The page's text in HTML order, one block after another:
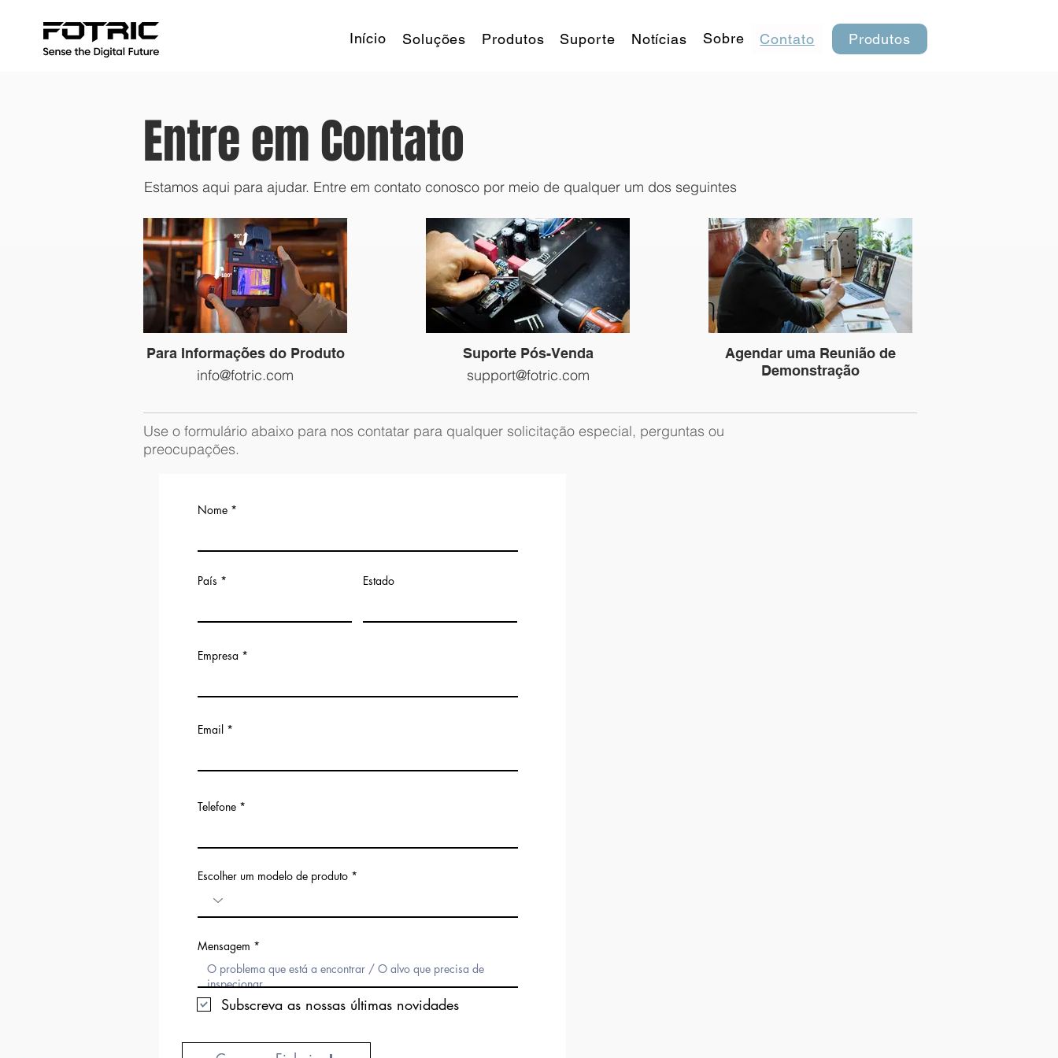
Início Soluções Produtos Suporte Notícias Sobre Contato Produtos
Estamos aqui para ajudar. Entre em contato conosco por meio de qualquer um dos seguintes métodos:
Entre em Contato
Para Informações do Produto
info@fotric.com
Suporte Pós-Venda
support@fotric.com
Agendar uma Reunião de
Demonstração
Use o formulário abaixo para nos contatar para qualquer solicitação especial, perguntas ou
preocupações.
Nome
País Estado
Empresa
Email
Telefone
Escolher um modelo de produto
Mensagem
Subscreva as nossas últimas novidades